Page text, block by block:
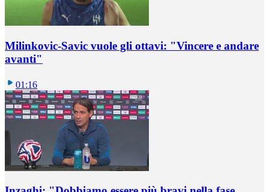
Milinkovic-Savic vuole gli ottavi: "Vincere e andare
avanti"
01:16